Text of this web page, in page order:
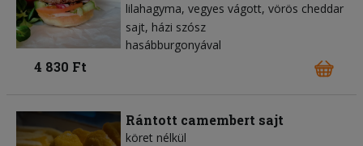
lilahagyma vegyes vágott vörös cheddar
sajt házi szósz
hasábburgonyával
4 830 Ft
Rántott camembert sajt
köret nélkül